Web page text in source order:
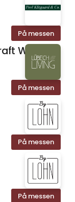
På messen
Wire
På messen
På messen
På messen